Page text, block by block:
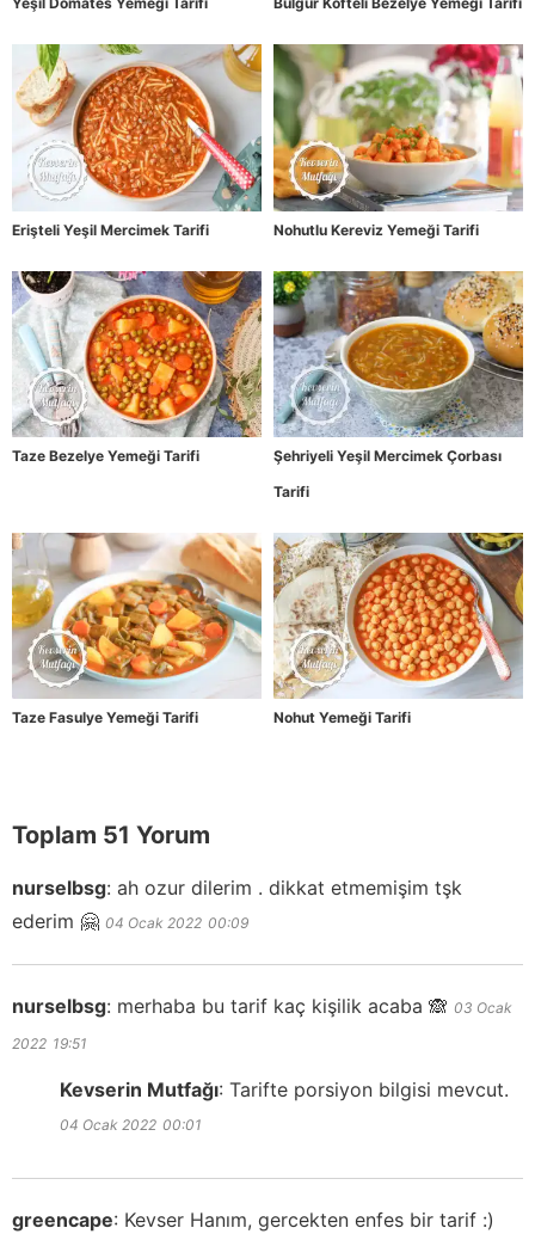
Erişteli Yeşil Mercimek Tarifi Nohutlu Kereviz Yemeği Tarifi
Taze Bezelye Yemeği Tarifi
Şehriyeli Yeşil Mercimek Çorbası
Tarifi
Taze Fasulye Yemeği Tarifi Nohut Yemeği Tarifi
Toplam 51 Yorum
nurselbsg: ah ozur dilerim . dikkat etmemişim tşk
ederim 🤗 04 Ocak 2022 00:09
nurselbsg: merhaba bu tarif kaç kişilik acaba 🙈 03 Ocak
2022 19:51
Kevserin Mutfağı: Tarifte porsiyon bilgisi mevcut.
04 Ocak 2022 00:01
greencape: Kevser Hanım, gercekten enfes bir tarif :)